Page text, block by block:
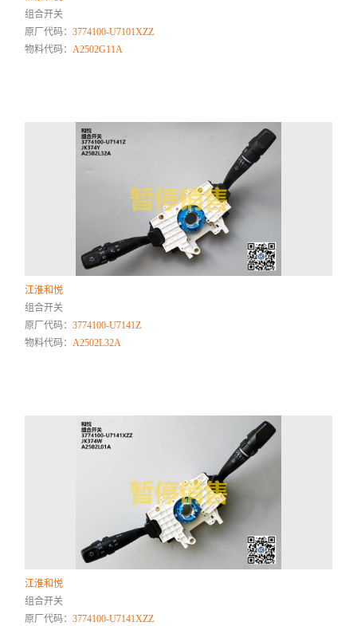
组合开关
原厂代码：3774100-U7101XZZ
物料代码：A2502G11A
江淮和悦
组合开关
原厂代码：3774100-U7141Z
物料代码：A2502L32A
江淮和悦
组合开关
原厂代码：3774100-U7141XZZ